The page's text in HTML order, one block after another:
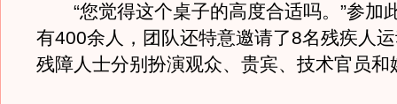
“您觉得这个桌子的高度合适吗。”参加
有400余人，团队还特意邀请了8名残疾人
残障人士分别扮演观众、贵宾、技术官员和